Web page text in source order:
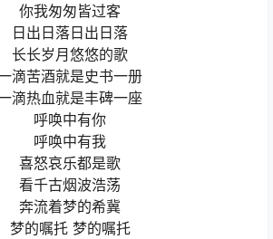
你我匆匆皆过客
日出日落日出日落
长长岁月悠悠的歌
滴苦酒就是史书一册
滴热血就是丰碑一座
呼唤中有你
呼唤中有我
喜怒哀乐都是歌
看千古烟波浩荡
奔流着梦的希冀
梦的嘱托 梦的嘱托